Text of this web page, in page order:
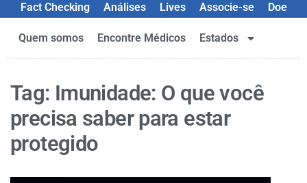
Fact Checking
Análises Lives Associe-se Doe
Quem somos Encontre Médicos Estados
Tag: Imunidade: O que você
precisa saber para estar
protegido